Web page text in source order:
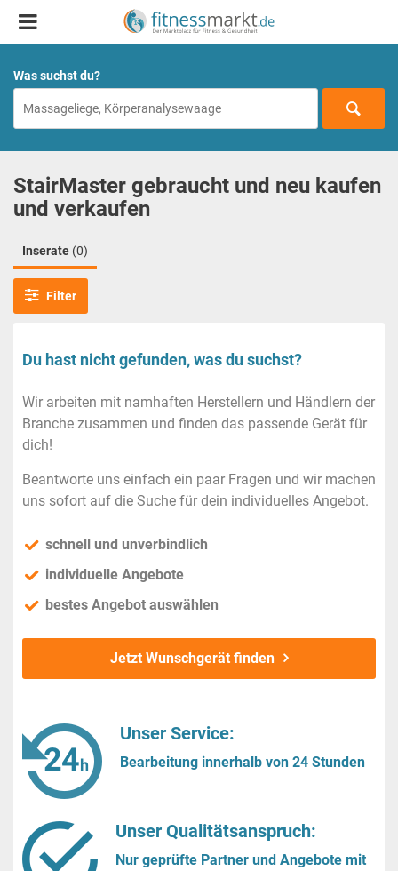
Was suchst du?
StairMaster gebraucht und neu kaufen
und verkaufen
Inserate (0)
Filter
Du hast nicht gefunden, was du suchst?
Wir arbeiten mit namhaften Herstellern und Händlern der
Branche zusammen und finden das passende Gerät für
dich!
Beantworte uns einfach ein paar Fragen und wir machen
uns sofort auf die Suche für dein individuelles Angebot.
schnell und unverbindlich
individuelle Angebote
bestes Angebot auswählen
Jetzt Wunschgerät finden
Unser Service:
Bearbeitung innerhalb von 24 Stunden
Unser Qualitätsanspruch:
Nur geprüfte Partner und Angebote mit